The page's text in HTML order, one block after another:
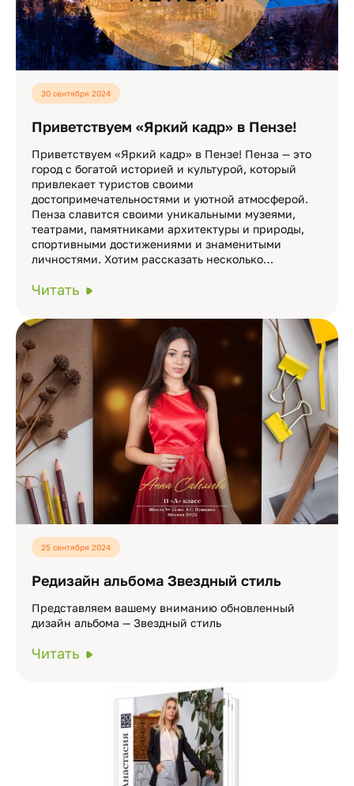
30 сентября 2024
Приветствуем «Яркий кадр» в Пензе!
Приветствуем «Яркий кадр» в Пензе! Пенза — это
город с богатой историей и культурой, который
привлекает туристов своими
достопримечательностями и уютной атмосферой.
Пенза славится своими уникальными музеями,
театрами, памятниками архитектуры и природы,
спортивными достижениями и знаменитыми
личностями. Хотим рассказать несколько…
Читать
25 сентября 2024
Редизайн альбома Звездный стиль
Представляем вашему вниманию обновленный
дизайн альбома — Звездный стиль
Читать